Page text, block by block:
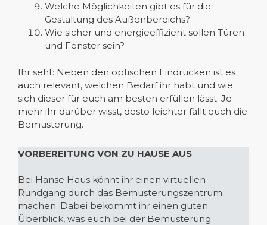
Welche Möglichkeiten gibt es für die
Gestaltung des Außenbereichs?
Wie sicher und energieeffizient sollen Türen
und Fenster sein?
Ihr seht: Neben den optischen Eindrücken ist es
auch relevant, welchen Bedarf ihr habt und wie
sich dieser für euch am besten erfüllen lässt. Je
mehr ihr darüber wisst, desto leichter fällt euch die
Bemusterung.
VORBEREITUNG VON ZU HAUSE AUS
Bei Hanse Haus könnt ihr einen virtuellen
Rundgang durch das Bemusterungszentrum
machen. Dabei bekommt ihr einen guten
Überblick, was euch bei der Bemusterung